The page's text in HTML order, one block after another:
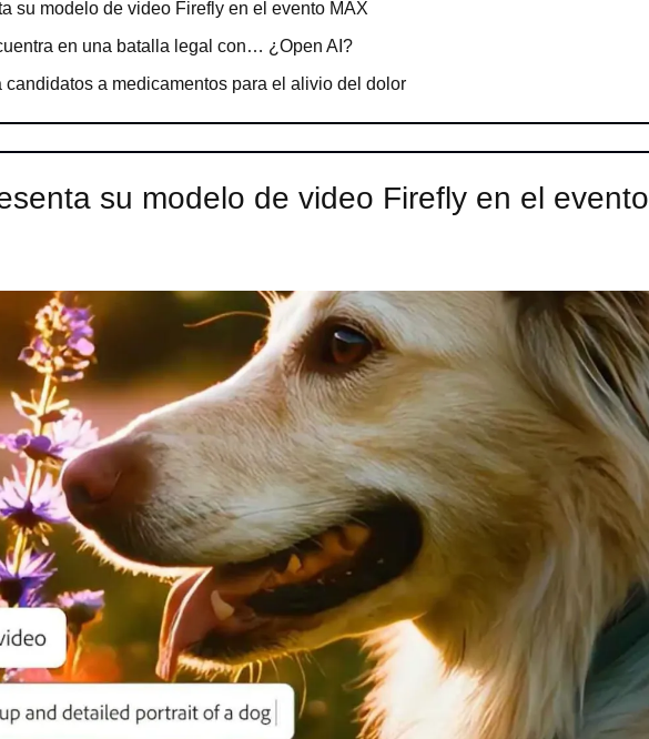
su modelo de video Firefly en el evento MAX
en una batalla legal con… ¿Open AI?
candidatos a medicamentos para el alivio del dolor
su modelo de video Firefly en el evento